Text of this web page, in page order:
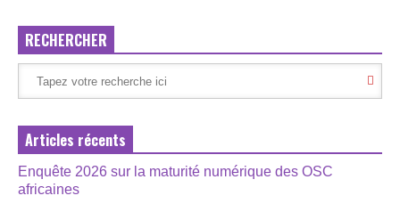
RECHERCHER
Articles récents
Enquête 2026 sur la maturité numérique des OSC
africaines